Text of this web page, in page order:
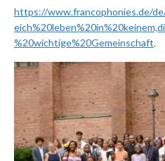
https://www.francophonies.de/
%20wichtige%20Gemeinschaft.